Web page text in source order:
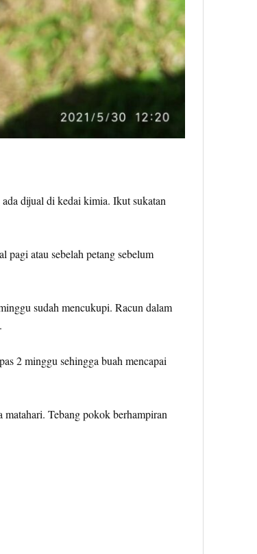
dijual di kedai kimia. Ikut sukatan
atau sebelah petang sebelum
sudah mencukupi. Racun dalam
2 minggu sehingga buah mencapai
Tebang pokok berhampiran